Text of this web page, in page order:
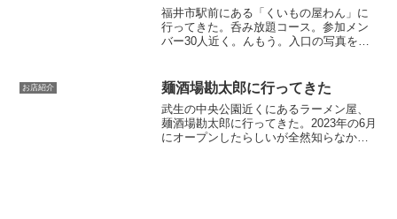
福井市駅前にある「くいもの屋わん」に
行ってきた。呑み放題コース。参加メン
バー30人近く。んもう。入口の写真を撮
とか、会社のそばで自分の車の中で休ん
でいたら職質にあった...
お店紹介 麺酒場勘太郎に行ってきた
武生の中央公園近くにあるラーメン屋、
麺酒場勘太郎に行ってきた。2023年の6月
にオープンしたらしいが全然知らなかっ